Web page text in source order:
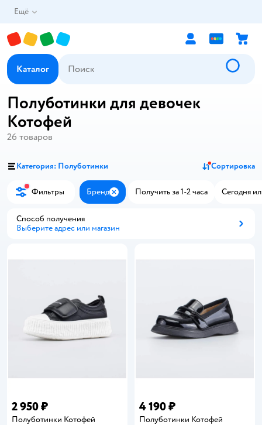
Ещё
Каталог
Полуботинки для девочек
Котофей
26 товаров
Категория: Полуботинки Сортировка
Фильтры Бренд ЗакрытьПолучить за 1-2 часа Сегодня
Способ получения
Выберите адрес или магазин
2 950 ₽
Полуботинки Котофей
4 190 ₽
Полуботинки Котофей